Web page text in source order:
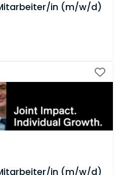
in (m/w/d)
in (m/w/d)